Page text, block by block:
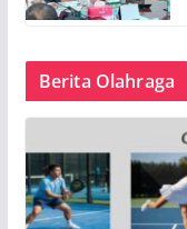
Berita Olahraga